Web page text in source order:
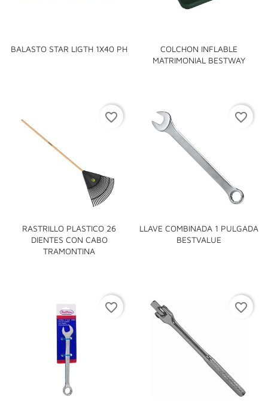
BALASTO STAR LIGTH 1X40 PH
COLCHON INFLABLE
MATRIMONIAL BESTWAY
RASTRILLO PLASTICO 26
DIENTES CON CABO
TRAMONTINA
favorite_border
LLAVE COMBINADA 1 PULGADA
BESTVALUE
favorite_border
favorite_border favorite_border